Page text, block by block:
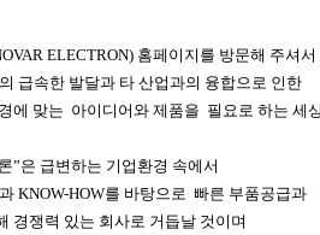
ELECTRON) 홈페이지를 방문해 주셔
급속한 발달과 타 산업과의 융합으로 인한
에 맞는 아이디어와 제품을 필요로 하는 세
”은 급변하는 기업환경 속에서
KNOW-HOW를 바탕으로 빠른 부품공급과
경쟁력 있는 회사로 거듭날 것이며